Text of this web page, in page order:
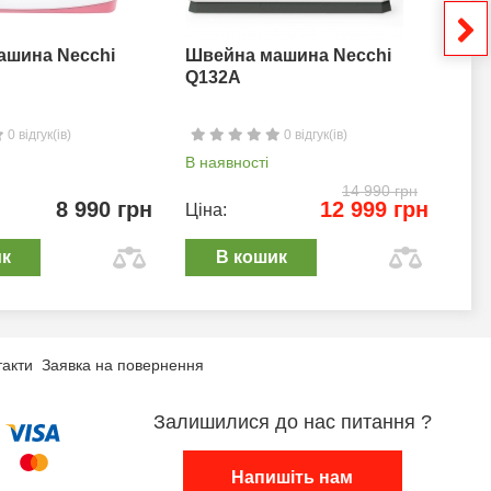
Necchi
0 відгук(ів)
8 990 грн
Швейна машина Necchi
Q132A
0 відгук(ів)
В наявності
14 990 грн
Ціна: 12 999 грн
В кошик
Заявка на повернення
Залишилися до нас питання ?
Напишіть нам